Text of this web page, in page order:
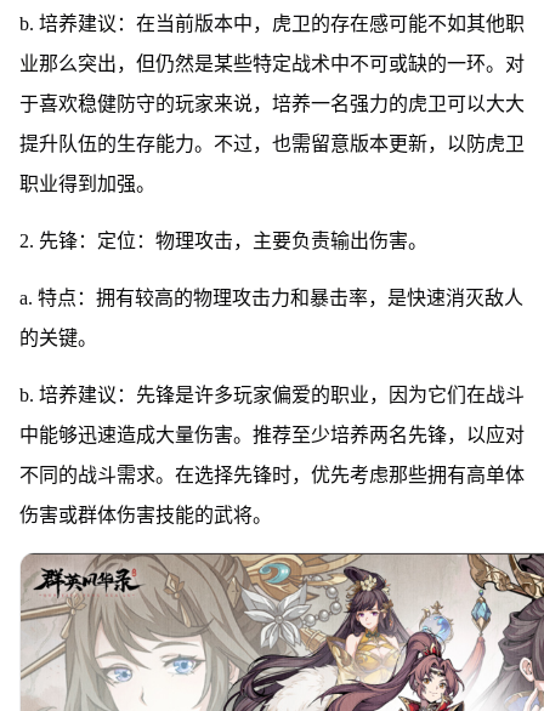
b. 培养建议：在当前版本中，虎卫的存在感可能不如其他职
业那么突出，但仍然是某些特定战术中不可或缺的一环。对
于喜欢稳健防守的玩家来说，培养一名强力的虎卫可以大大
提升队伍的生存能力。不过，也需留意版本更新，以防虎卫
职业得到加强。
2. 先锋：定位：物理攻击，主要负责输出伤害。
a. 特点：拥有较高的物理攻击力和暴击率，是快速消灭敌人
的关键。
b. 培养建议：先锋是许多玩家偏爱的职业，因为它们在战斗
中能够迅速造成大量伤害。推荐至少培养两名先锋，以应对
不同的战斗需求。在选择先锋时，优先考虑那些拥有高单体
伤害或群体伤害技能的武将。